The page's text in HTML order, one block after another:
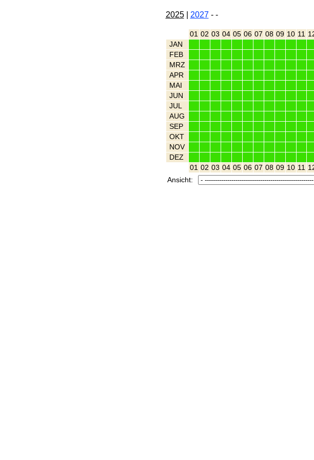
2025| 2027- -
01 02 03 04 05 06 07 08 09 10 11
JAN
FEB
MRZ
APR
MAI
JUN
JUL
AUG
SEP
OKT
NOV
DEZ
01 02 03 04 05 06 07 08 09 10 11
Ansicht: